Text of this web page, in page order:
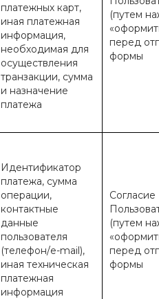
платежных карт,
иная платежная
информация,
необходимая для
осуществления
транзакции, сумма
и назначение
платежа
(путем
перед
формы
Идентификатор
платежа, сумма
операции,
контактные
данные
пользователя
(телефон/e-mail),
иная техническая
платежная
информация
Согласие
(путем
перед
формы